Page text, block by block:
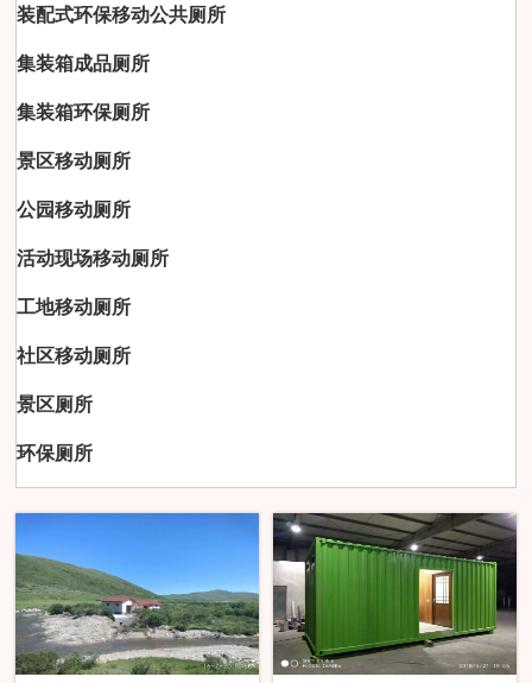
装配式环保移动公共厕所
集装箱成品厕所
集装箱环保厕所
景区移动厕所
公园移动厕所
活动现场移动厕所
工地移动厕所
社区移动厕所
景区厕所
环保厕所